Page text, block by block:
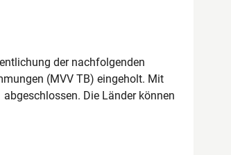
der nachfolgenden
(MVV TB) eingeholt. Mit
Die Länder können